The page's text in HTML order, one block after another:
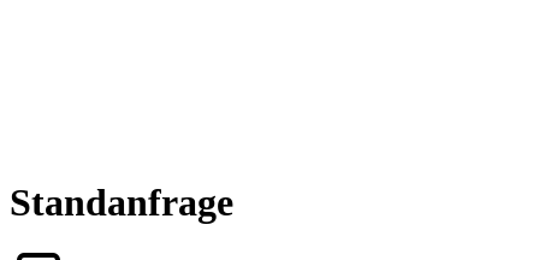
Standanfrage